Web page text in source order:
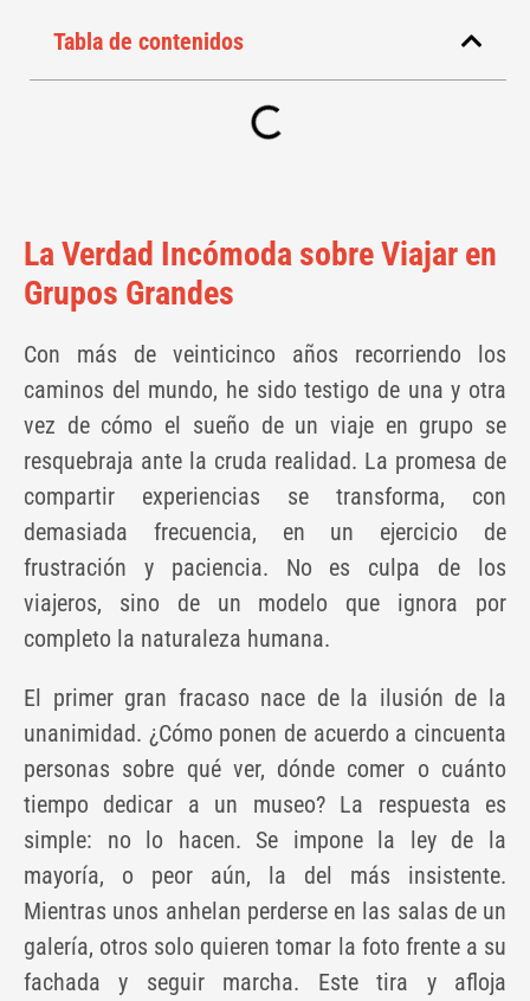
Tabla de contenidos
La Verdad Incómoda sobre Viajar en
Grupos Grandes
Con más de veinticinco años recorriendo los
caminos del mundo, he sido testigo de una y otra
vez de cómo el sueño de un viaje en grupo se
resquebraja ante la cruda realidad. La promesa de
compartir experiencias se transforma, con
demasiada frecuencia, en un ejercicio de
frustración y paciencia. No es culpa de los
viajeros, sino de un modelo que ignora por
completo la naturaleza humana.
El primer gran fracaso nace de la ilusión de la
unanimidad. ¿Cómo ponen de acuerdo a cincuenta
personas sobre qué ver, dónde comer o cuánto
tiempo dedicar a un museo? La respuesta es
simple: no lo hacen. Se impone la ley de la
mayoría, o peor aún, la del más insistente.
Mientras unos anhelan perderse en las salas de un
galería, otros solo quieren tomar la foto frente a su
fachada y seguir marcha. Este tira y afloja